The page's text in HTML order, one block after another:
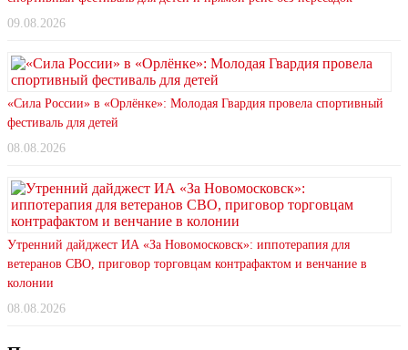
09.08.2026
«Сила России» в «Орлёнке»: Молодая Гвардия провела спортивный
фестиваль для детей
08.08.2026
Утренний дайджест ИА «За Новомосковск»: иппотерапия для
ветеранов СВО, приговор торговцам контрафактом и венчание в
колонии
08.08.2026